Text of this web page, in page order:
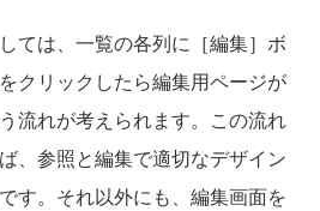
ては、一覧の各列に［編集］ボ
クリックしたら編集用ページが
流れが考えられます。この流れ
、参照と編集で適切なデザイン
す。それ以外にも、編集画面を